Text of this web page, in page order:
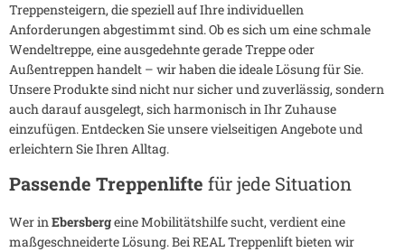
Treppensteigern, die speziell auf Ihre individuellen
Anforderungen abgestimmt sind. Ob es sich um eine schmale
Wendeltreppe, eine ausgedehnte gerade Treppe oder
Außentreppen handelt – wir haben die ideale Lösung für Sie.
Unsere Produkte sind nicht nur sicher und zuverlässig, sondern
auch darauf ausgelegt, sich harmonisch in Ihr Zuhause
einzufügen. Entdecken Sie unsere vielseitigen Angebote und
erleichtern Sie Ihren Alltag.
Passende Treppenlifte für jede Situation
Wer inEbersbergeine Mobilitätshilfe sucht, verdient eine
maßgeschneiderte Lösung. Bei REAL Treppenlift bieten wir